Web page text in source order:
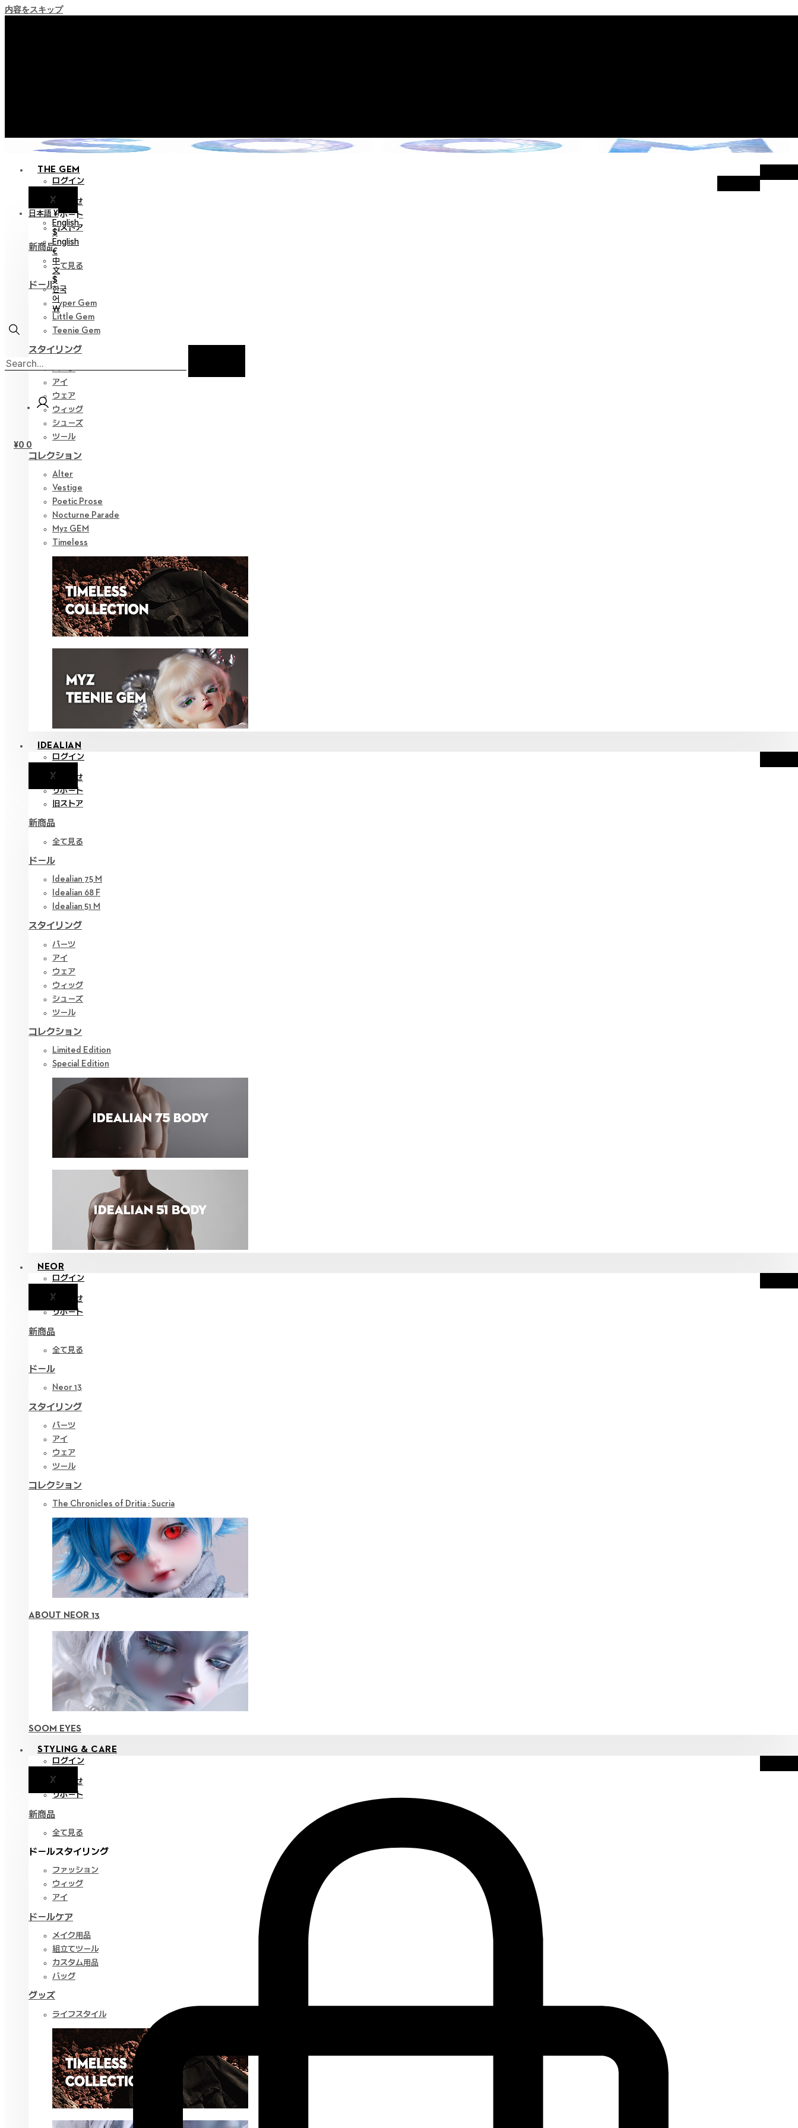
内容をスキップ
THE GEM
ログイン
Xお知らせ
サポート
旧ストア
新商品
全て見る
ドール
Hyper Gem
Little Gem
Teenie Gem
スタイリング
パーツ
アイ
ウェア
ウィッグ
シューズ
ツール
コレクション
Alter
Vestige
Poetic Prose
Nocturne Parade
Myz GEM
Timeless
IDEALIAN
ログイン
Xお知らせ
サポート
旧ストア
新商品
全て見る
ドール
Idealian 75 M
Idealian 68 F
Idealian 51 M
スタイリング
パーツ
アイ
ウェア
ウィッグ
シューズ
ツール
コレクション
Limited Edition
Special Edition
NEOR
ログイン
Xお知らせ
サポート
新商品
全て見る
ドール
Neor 13
スタイリング
パーツ
アイ
ウェア
ツール
コレクション
The Chronicles of Dritia : Sucria
ABOUT NEOR 13
SOOM EYES
STYLING & CARE
ログイン
Xお知らせ
サポート
新商品
全て見る
ドールスタイリング
ファッション
ウィッグ
アイ
ドールケア
メイク用品
組立てツール
カスタム用品
バッグ
グッズ
ライフスタイル
日本語 ¥
English
$
English
€
中
文
$
한국
어
￦
¥0 0